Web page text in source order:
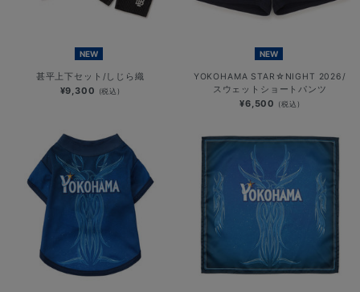
NEW
甚平上下セット/しじら織
¥9,300 (税込)
NEW
YOKOHAMA STAR☆NIGHT 2026/
スウェットショートパンツ
¥6,500 (税込)